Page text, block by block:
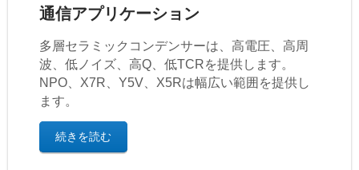
通信アプリケーション
多層セラミックコンデンサーは、高電圧、高周
波、低ノイズ、高Q、低TCRを提供します。
NPO、X7R、Y5V、X5Rは幅広い範囲を提供し
ます。
続きを読む